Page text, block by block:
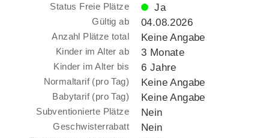
Status Freie Plätze Ja
Gültig ab 04.08.2026
Anzahl Plätze total Keine Angabe
Kinder im Alter ab 3 Monate
Kinder im Alter bis 6 Jahre
Normaltarif (pro Tag) Keine Angabe
Babytarif (pro Tag) Keine Angabe
Subventionierte Plätze Nein
Geschwisterrabatt Nein